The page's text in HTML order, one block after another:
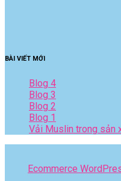
BÀI VIẾT MỚI
Blog 4
Blog 3
Blog 2
Blog 1
Vải Muslin trong sản
Ecommerce